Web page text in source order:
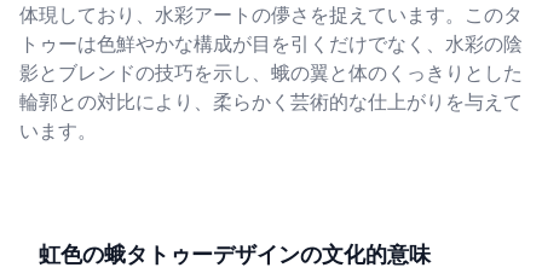
体現しており、水彩アートの儚さを捉えています。このタ
トゥーは色鮮やかな構成が目を引くだけでなく、水彩の陰
影とブレンドの技巧を示し、蛾の翼と体のくっきりとした
輪郭との対比により、柔らかく芸術的な仕上がりを与えて
います。
虹色の蛾タトゥーデザインの文化的意味